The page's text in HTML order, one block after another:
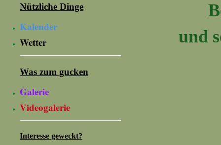
Nützliche Dinge
Kalender
Wetter
Was zum gucken
Galerie
Videogalerie
Interesse geweckt?
und